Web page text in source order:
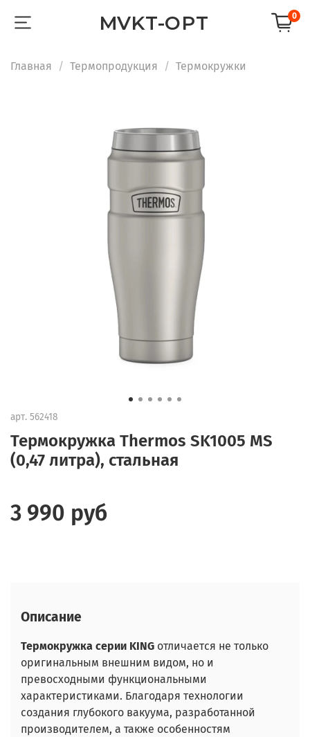
MVKT-OPT 0
Главная Термопродукция Термокружки
арт. 562418
Термокружка Thermos SK1005 MS
(0,47 литра), стальная
3 990 руб
Описание
Термокружка серии KING отличается не только
оригинальным внешним видом, но и
превосходными функциональными
характеристиками. Благодаря технологии
создания глубокого вакуума, разработанной
производителем, а также особенностям